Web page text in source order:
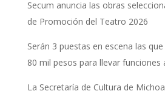
Secum anuncia las obras
de Promoción del Teatro 2026
Serán 3 puestas en escena las
80 mil pesos para llevar funciones
La Secretaría de Cultura de